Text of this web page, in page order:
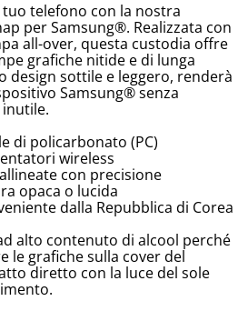
telefono con la nostra
per Samsung®. Realizzata con
all-over, questa custodia offre
grafiche nitide e di lunga
design sottile e leggero, renderà
Samsung® senza
di policarbonato (PC)
wireless
con precisione
opaca o lucida
dalla Repubblica di Corea
alto contenuto di alcool perché
le grafiche sulla cover del
diretto con la luce del sole